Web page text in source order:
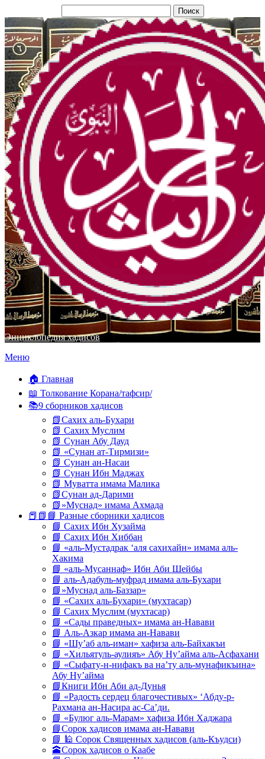
Энциклопедия хадисов
Перейти
содержимому
Меню
🏠 Главная
📖 Толкование Корана/тафсир/
📚9 сборников хадисов
📗Сахих аль-Бухари
📗 Сахих Муслим
📗 Сунан Абу Дауд
📗 «Сунан ат-Тирмизи»
📗 Сунан ан-Насаи
📗 Сунан Ибн Маджах
📗 Муватта имама Малика
📗Сунан ад-Дарими
📗»Муснад» имама Ахмада
📕📗📘 Разные сборники хадисов
📘 Сахих Ибн Хузайма
📘 Сахих Ибн Хиббан
📘 «аль-Мустадрак ‘аля сахихайн» имама аль-
Хакима
📘 «аль-Мусаннаф» Ибн Аби Шейбы
📘 аль-Адабуль-муфрад имама аль-Бухари
📘»Муснад аль-Баззар»
📘 «Сахих аль-Бухари» (мухтасар)
📘 Сахих Муслим (мухтасар)
📘 «Сады праведных» имама ан-Навави
📘 Аль-Азкар имама ан-Навави
📘 «Шу’аб аль-иман» хафиза аль-Байхакъи
📘 «Хильятуль-аулияъ» Абу Ну’айма аль-Асфахани
📘 «Сыфату-н-нифакъ ва на’ту аль-мунафикъина»
Абу Ну’айма
📘Книги Ибн Аби ад-Дунья
📘 «Радость сердец благочестивых» ‘Абду-р-
Рахмана ан-Насира ас-Са’ди.
📘 «Булюг аль-Марам» хафиза Ибн Хаджара
📘Сорок хадисов имама ан-Навави
📘 🕌 Сорок Священных хадисов (аль-Къудси)
🕋Сорок хадисов о Каабе